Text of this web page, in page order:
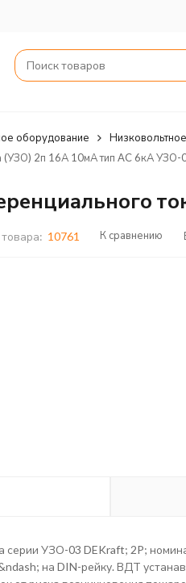
оборудование
2п 16А 10мА тип AC 6кА УЗО-
10761 К сравнению
УЗО-03 DEKraft; 2P;
на DIN-рейку. ВДТ